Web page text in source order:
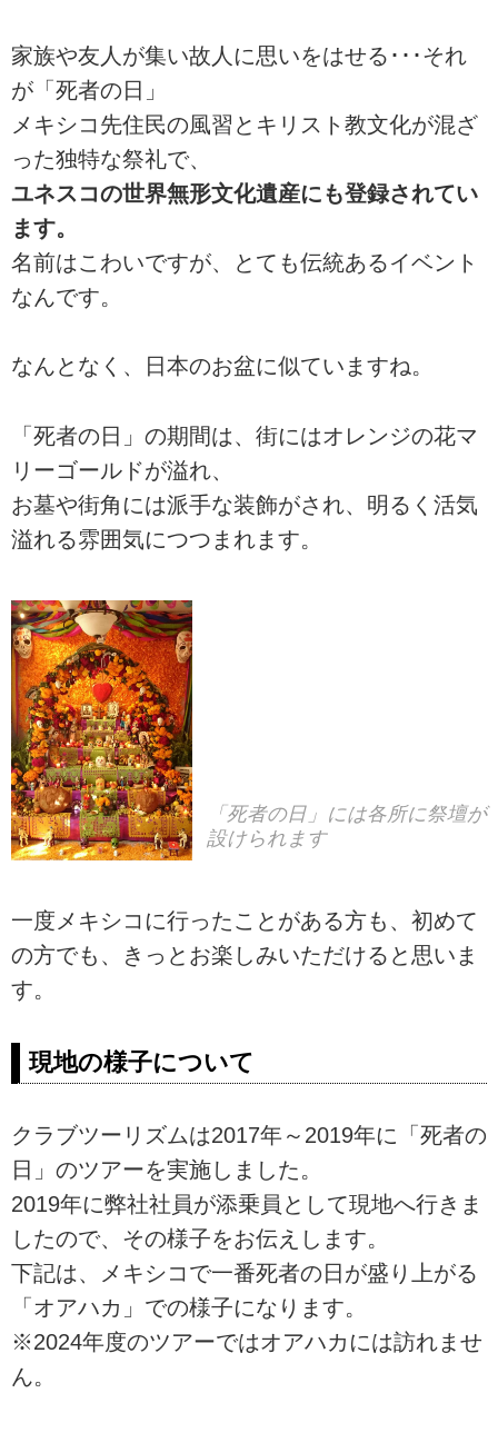
家族や友人が集い故人に思いをはせる･･･それ
が「死者の日」
メキシコ先住民の風習とキリスト教文化が混ざ
った独特な祭礼で、
ユネスコの世界無形文化遺産にも登録されてい
ます。
名前はこわいですが、とても伝統あるイベント
なんです。
なんとなく、日本のお盆に似ていますね。
「死者の日」の期間は、街にはオレンジの花マ
リーゴールドが溢れ、
お墓や街角には派手な装飾がされ、明るく活気
溢れる雰囲気につつまれます。
「死者の日」には各所に祭壇が
設けられます
一度メキシコに行ったことがある方も、初めて
の方でも、きっとお楽しみいただけると思いま
す。
現地の様子について
クラブツーリズムは2017年～2019年に「死者の
日」のツアーを実施しました。
2019年に弊社社員が添乗員として現地へ行きま
したので、その様子をお伝えします。
下記は、メキシコで一番死者の日が盛り上がる
「オアハカ」での様子になります。
※2024年度のツアーではオアハカには訪れませ
ん。